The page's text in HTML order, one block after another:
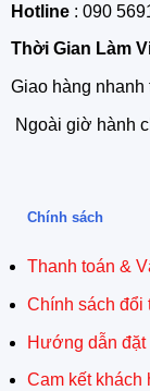
Hotline: 090
Thời Gian Làm
Giao hàng
Ngoài giờ hành
Chính sách
Thanh toán &
Chính sách đổi
Hướng dẫn đặt
Cam kết khách